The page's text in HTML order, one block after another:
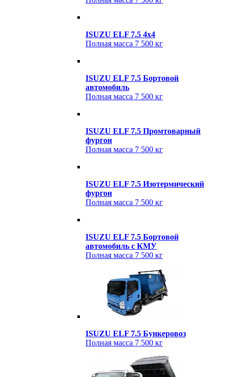
ISUZU ELF 7.5 4x4
Полная масса 7 500 кг
ISUZU ELF 7.5 Бортовой
автомобиль
Полная масса 7 500 кг
ISUZU ELF 7.5 Промтоварный
фургон
Полная масса 7 500 кг
ISUZU ELF 7.5 Изотермический
фургон
Полная масса 7 500 кг
ISUZU ELF 7.5 Бортовой
автомобиль с КМУ
Полная масса 7 500 кг
ISUZU ELF 7.5 Бункеровоз
Полная масса 7 500 кг